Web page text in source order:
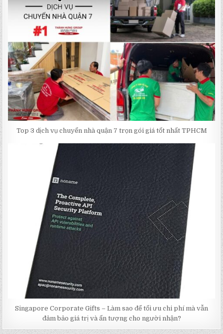
Top 3 dịch vụ chuyển nhà quận 7 trọn gói giá tốt nhất TPHCM
Singapore Corporate Gifts – Làm sao để tối ưu chi phí mà vẫn
đảm bảo giá trị và ấn tượng cho người nhận?